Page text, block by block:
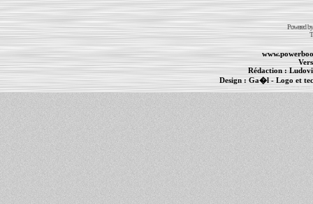
Powered
Rédaction :
Design : Ga�l- Logo et